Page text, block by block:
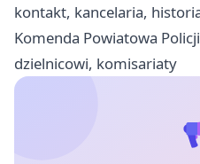
kontakt, kancelaria,
Komenda Powiatowa
dzielnicowi, komisariaty